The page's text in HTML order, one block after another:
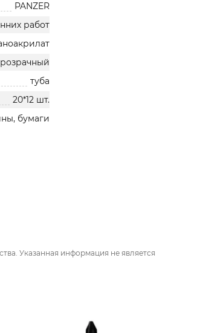
PANZER
работ
туба
20*12 шт.
бумаги
Указанная информация не является